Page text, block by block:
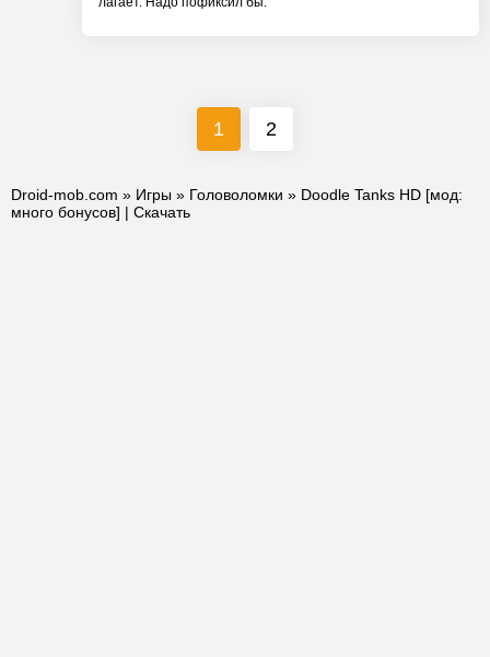
1 2
Droid-mob.com » Игры » Головоломки » Doodle Tanks HD [мод:
много бонусов] | Скачать